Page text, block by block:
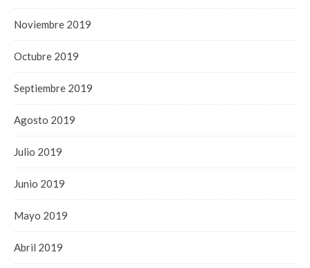
Noviembre 2019
Octubre 2019
Septiembre 2019
Agosto 2019
Julio 2019
Junio 2019
Mayo 2019
Abril 2019